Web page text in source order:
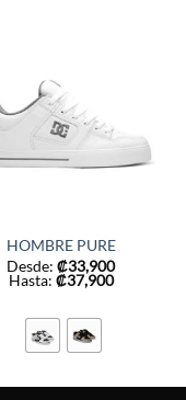
HOMBRE PURE
Desde: ₡33,900
Hasta: ₡37,900